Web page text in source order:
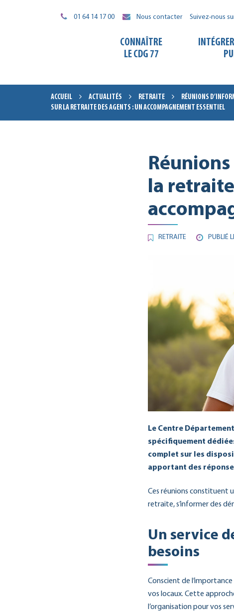
01 64 14 17 00 Nous contacter Suivez-nous
CONNAÎTRE
LE CDG 77
ACCUEIL ACTUALITÉS RETRAITE
RÉUNIONS
SUR LA RETRAITE DES AGENTS : UN ACCOMPAGNEMENT ESSENTIEL
la
RETRAITE PUBLIÉ
Le Centre
spécifiquement
complet sur les
apportant des
Ces réunions constituent
retraite, s’informer des
Un service
besoins
Conscient de
vos locaux. Cette
l’organisation pour vos